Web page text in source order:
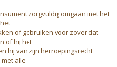
zorgvuldig omgaan met het
of gebruiken voor zover dat
of hij het
hij van zijn herroepingsrecht
alle